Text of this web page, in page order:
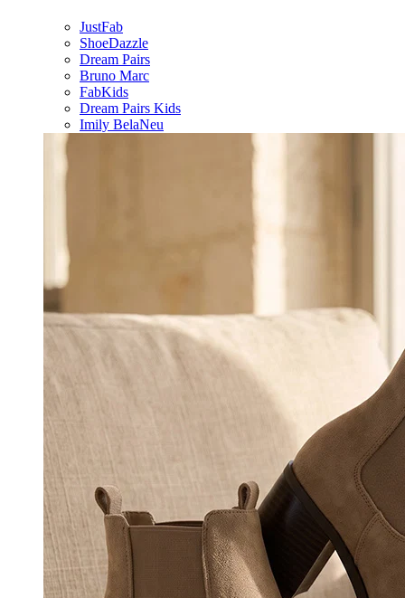
JustFab
ShoeDazzle
Dream Pairs
Bruno Marc
FabKids
Dream Pairs Kids
Imily BelaNeu